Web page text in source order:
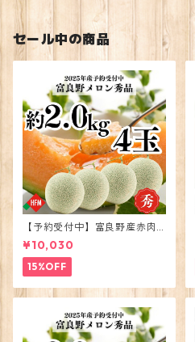
セール中の商品
【予約受付中】富良野産赤肉
メロン大玉4玉2026年度出荷
¥10,030
15%OFF